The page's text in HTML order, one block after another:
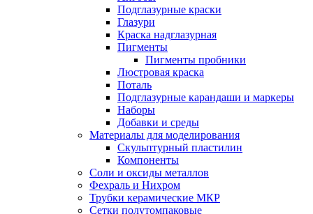
Подглазурные краски
Глазури
Краска надглазурная
Пигменты
Пигменты пробники
Люстровая краска
Поталь
Подглазурные карандаши и маркеры
Наборы
Добавки и среды
Материалы для моделирования
Скульптурный пластилин
Компоненты
Соли и оксиды металлов
Фехраль и Нихром
Трубки керамические МКР
Сетки полутомпаковые